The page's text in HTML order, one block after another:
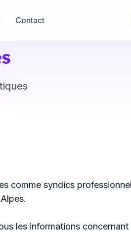
Contact
comme syndics
les informations concernant